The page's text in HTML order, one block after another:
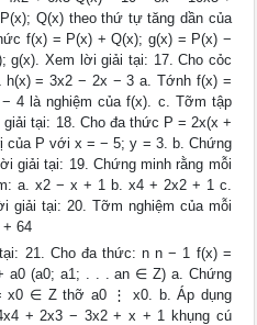
Q(x) theo thứ tự tăng dần của
f(x) = P(x) + Q(x); g(x) = P(x) −
g(x). Xem lời giải tại: 17. Cho cỏc
= 3x2 − 2x − 3 a. Tớnh f(x) =
4 là nghiệm của f(x). c. Tỡm tập
tại: 18. Cho đa thức P = 2x(x +
của P với x = − 5; y = 3. b. Chứng
giải tại: 19. Chứng minh rằng mỗi
a. x2 − x + 1 b. x4 + 2x2 + 1 c.
giải tại: 20. Tỡm nghiệm của mỗi
64
21. Cho đa thức: n n − 1 f(x) =
a0 (a0; a1; . . . an ∈ Z) a. Chứng
x0 ∈ Z thỡ a0 ⋮ x0. b. Áp dụng
+ 2x3 − 3x2 + x + 1 khụng cú